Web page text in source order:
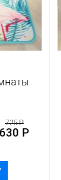
725 Р
630 Р